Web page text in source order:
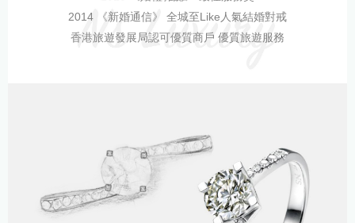
2014 《新婚通信》 全城至Like人氣結婚對戒
香港旅遊發展局認可優質商戶 優質旅遊服務